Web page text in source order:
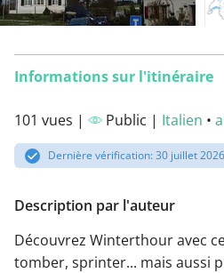
Informations sur l'itinéraire
101 vues | Public | Italien •
Dernière vérification: 30 juillet 2026
Description par l'auteur
Découvrez Winterthour avec
tomber, sprinter... mais aussi